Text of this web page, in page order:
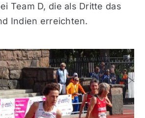
Team D, die als Dritte das
Indien erreichten.